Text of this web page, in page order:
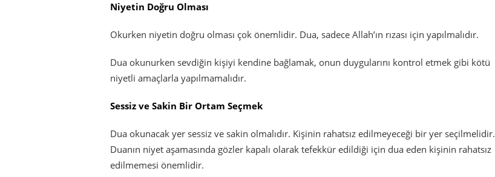
Niyetin Doğru Olması
Okurken niyetin doğru olması çok önemlidir. Dua, sadece Allah’ın rızası için yapılmalıdır.
Dua okunurken sevdiğin kişiyi kendine bağlamak, onun duygularını kontrol etmek gibi kötü
niyetli amaçlarla yapılmamalıdır.
Sessiz ve Sakin Bir Ortam Seçmek
Dua okunacak yer sessiz ve sakin olmalıdır. Kişinin rahatsız edilmeyeceği bir yer seçilmelidir.
Duanın niyet aşamasında gözler kapalı olarak tefekkür edildiği için dua eden kişinin rahatsız
edilmemesi önemlidir.